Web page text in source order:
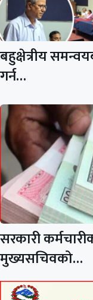
बहुक्षेत्रीय
गर्न…
सरकारी
मुख्यसचिवको…